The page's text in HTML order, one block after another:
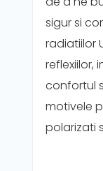
sigur si
radiatiilor
reflexiilor,
confortul
motivele
polarizati